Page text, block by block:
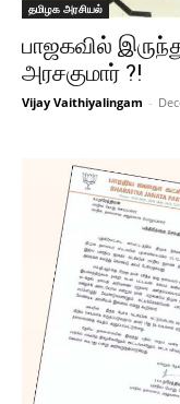
தமிழக அரசியல்
பாஜகவில்
அரசகுமார் ?!
Vijay Vaithiyalingam -